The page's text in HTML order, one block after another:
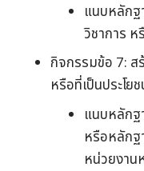
แนบหลักฐ
วิชาการ
กิจกรรมข้อ 7: ส
หรือที่เป็นประโย
แนบหลักฐ
หรือหลักฐ
หน่วยงาน